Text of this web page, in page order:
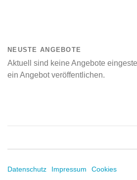
NEUSTE ANGEBOTE
Aktuell sind keine Angebote
ein Angebot veröffentlichen.
Datenschutz Impressum Cookies